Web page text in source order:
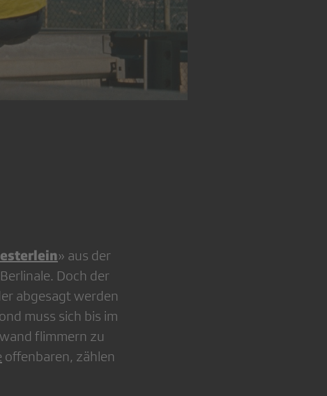
» aus der
Doch der
abgesagt werden
muss sich bis im
flimmern zu
offenbaren, zählen